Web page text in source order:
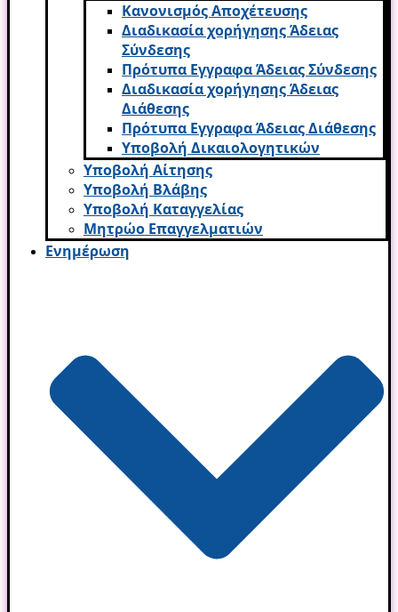
Κανονισμός Αποχέτευσης
Διαδικασία χορήγησης Άδειας
Σύνδεσης
Πρότυπα Εγγραφα Άδειας Σύνδεσης
Διαδικασία χορήγησης Άδειας
Διάθεσης
Πρότυπα Εγγραφα Άδειας Διάθεσης
Υποβολή Δικαιολογητικών
Υποβολή Αίτησης
Υποβολή Βλάβης
Υποβολή Καταγγελίας
Μητρώο Επαγγελματιών
Ενημέρωση